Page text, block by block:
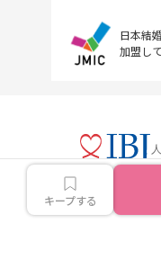
キープする
日本結
加盟し